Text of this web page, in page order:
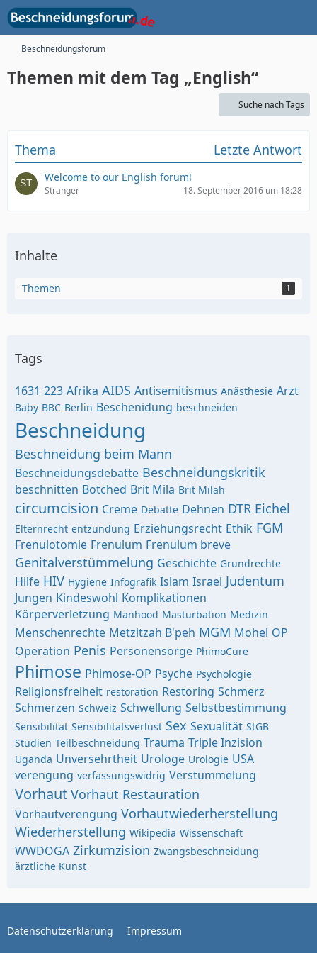
Beschneidungsforum
Themen mit dem Tag „English“
Suche nach Tags
Thema Letzte Antwort
Welcome to our English forum!
Stranger 18. September 2016 um 18:28
Inhalte
Themen 1
Tags
1631 223 Afrika AIDS Antisemitismus Anästhesie Arzt
Baby BBC Berlin Beschenidung beschneiden
Beschneidung
Beschneidung beim Mann
Beschneidungsdebatte Beschneidungskritik
beschnitten Botched Brit Mila Brit Milah
circumcision Creme Debatte Dehnen DTR Eichel
Elternrecht entzündung Erziehungsrecht Ethik FGM
Frenulotomie Frenulum Frenulum breve
Genitalverstümmelung Geschichte Grundrechte
Hilfe HIV Hygiene Infografik Islam Israel Judentum
Jungen Kindeswohl Komplikationen
Körperverletzung Manhood Masturbation Medizin
Menschenrechte Metzitzah B'peh MGM Mohel OP
Operation Penis Personensorge PhimoCure
Phimose Phimose-OP Psyche Psychologie
Religionsfreiheit restoration Restoring Schmerz
Schmerzen Schweiz Schwellung Selbstbestimmung
Sensibilität Sensibilitätsverlust Sex Sexualität StGB
Studien Teilbeschneidung Trauma Triple Inzision
Uganda Unversehrtheit Urologe Urologie USA
verengung verfassungswidrig Verstümmelung
Vorhaut Vorhaut Restauration
Vorhautverengung Vorhautwiederherstellung
Wiederherstellung Wikipedia Wissenschaft
WWDOGA Zirkumzision Zwangsbeschneidung
ärztliche Kunst
Datenschutzerklärung Impressum